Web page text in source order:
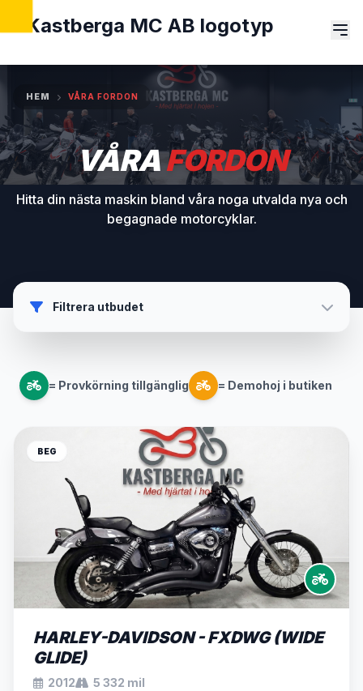
HEM VÅRA FORDON
VÅRAFORDON
Hitta din nästa maskin bland våra noga utvalda nya och
begagnade motorcyklar.
Filtrera utbudet
= Provkörning tillgänglig = Demohoj i butiken
BEG
HARLEY-DAVIDSON - FXDWG (WIDE
GLIDE)
2012 5 332 mil